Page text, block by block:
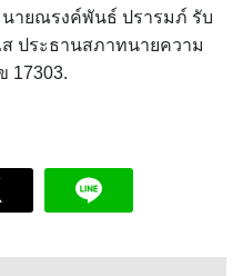
นายณรงค์พันธ์ ปรารมภ์ รับ
ประธานสภาทนายความ
17303.